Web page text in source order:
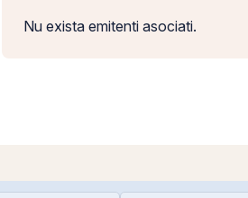
Nu exista emitenti asociati.